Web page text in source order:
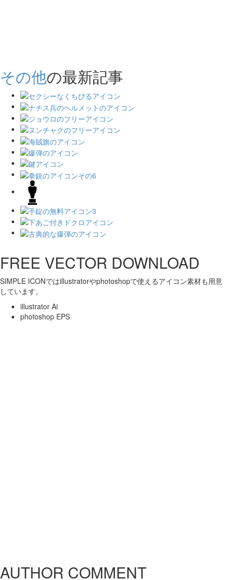
その他の最新記事
FREE VECTOR DOWNLOAD
SIMPLE ICONではillustratorやphotoshopで使えるアイコン素材も用意
しています。
illustrator Ai
photoshop EPS
AUTHOR COMMENT